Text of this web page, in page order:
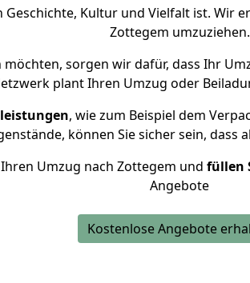
Kultur und Vielfalt ist. Wir
Zottegem umzuziehen.
sorgen wir dafür, dass Ihr
plant Ihren Umzug oder
, wie zum Beispiel dem
können Sie sicher sein, dass
Umzug nach Zottegem und füllen
Angebote
Kostenlose Angebote